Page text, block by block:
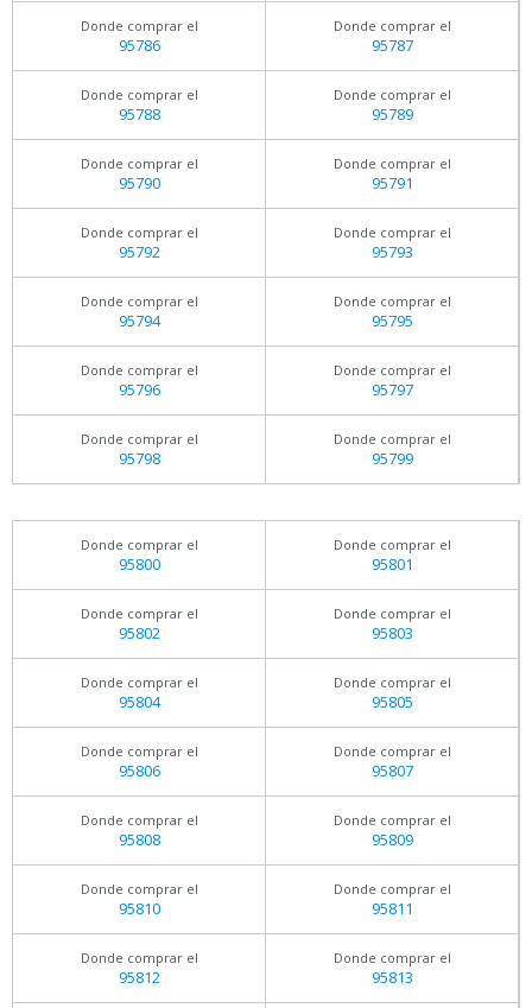
Donde comprar el
95786
Donde comprar el
95787
Donde comprar el
95788
Donde comprar el
95789
Donde comprar el
95790
Donde comprar el
95791
Donde comprar el
95792
Donde comprar el
95793
Donde comprar el
95794
Donde comprar el
95795
Donde comprar el
95796
Donde comprar el
95797
Donde comprar el
95798
Donde comprar el
95799
Donde comprar el
95800
Donde comprar el
95801
Donde comprar el
95802
Donde comprar el
95803
Donde comprar el
95804
Donde comprar el
95805
Donde comprar el
95806
Donde comprar el
95807
Donde comprar el
95808
Donde comprar el
95809
Donde comprar el
95810
Donde comprar el
95811
Donde comprar el
95812
Donde comprar el
95813